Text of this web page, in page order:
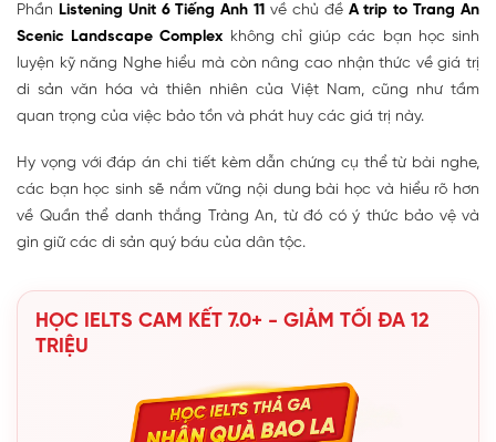
Phần Listening Unit 6 Tiếng Anh 11 về chủ đề A trip to Trang An
Scenic Landscape Complex không chỉ giúp các bạn học sinh
luyện kỹ năng Nghe hiểu mà còn nâng cao nhận thức về giá trị
di sản văn hóa và thiên nhiên của Việt Nam, cũng như tầm
quan trọng của việc bảo tồn và phát huy các giá trị này.
Hy vọng với đáp án chi tiết kèm dẫn chứng cụ thể từ bài nghe,
các bạn học sinh sẽ nắm vững nội dung bài học và hiểu rõ hơn
về Quần thể danh thắng Tràng An, từ đó có ý thức bảo vệ và
gìn giữ các di sản quý báu của dân tộc.
HỌC IELTS CAM KẾT 7.0+ - GIẢM TỐI ĐA 12
TRIỆU